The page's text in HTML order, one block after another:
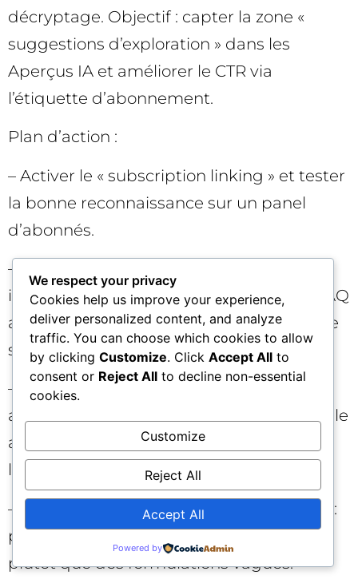
décryptage. Objectif : capter la zone «
suggestions d’exploration » dans les
Aperçus IA et améliorer le CTR via
l’étiquette d’abonnement.
Plan d’action :
– Activer le « subscription linking » et tester
la bonne reconnaissance sur un panel
d’abonnés.
– Produire des analyses sectorielles (par
industrie, par taille d’entreprise) et des FAQ
avancées qui répondent aux questions de
second niveau, moins saturées.
– Mettre en avant l’auteur (économiste,
analyste) avec bio vérifiée, présence sociale
alignée, et résumé exécutif au début de
l’article.
– Ajuster les titres pour l’aperçu au survol :
privilégier « Ce que cela change pour X »
plutôt que des formulations vagues.
We respect your privacy
Cookies help us improve your experience,
deliver personalized content, and analyze
traffic. You can choose which cookies to allow
by clicking Customize. Click Accept All to
consent or Reject All to decline non-essential
cookies.
Customize
Reject All
Accept All
Powered by